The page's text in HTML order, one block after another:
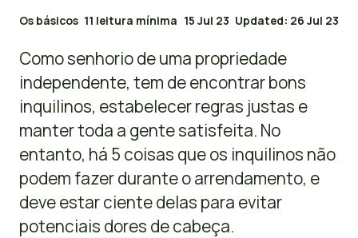
Os básicos 11 leitura mínima 15 Jul 23 Updated: 26 Jul 23
Como senhorio de uma propriedade
independente, tem de encontrar bons
inquilinos, estabelecer regras justas e
manter toda a gente satisfeita. No
entanto, há 5 coisas que os inquilinos não
podem fazer durante o arrendamento, e
deve estar ciente delas para evitar
potenciais dores de cabeça.